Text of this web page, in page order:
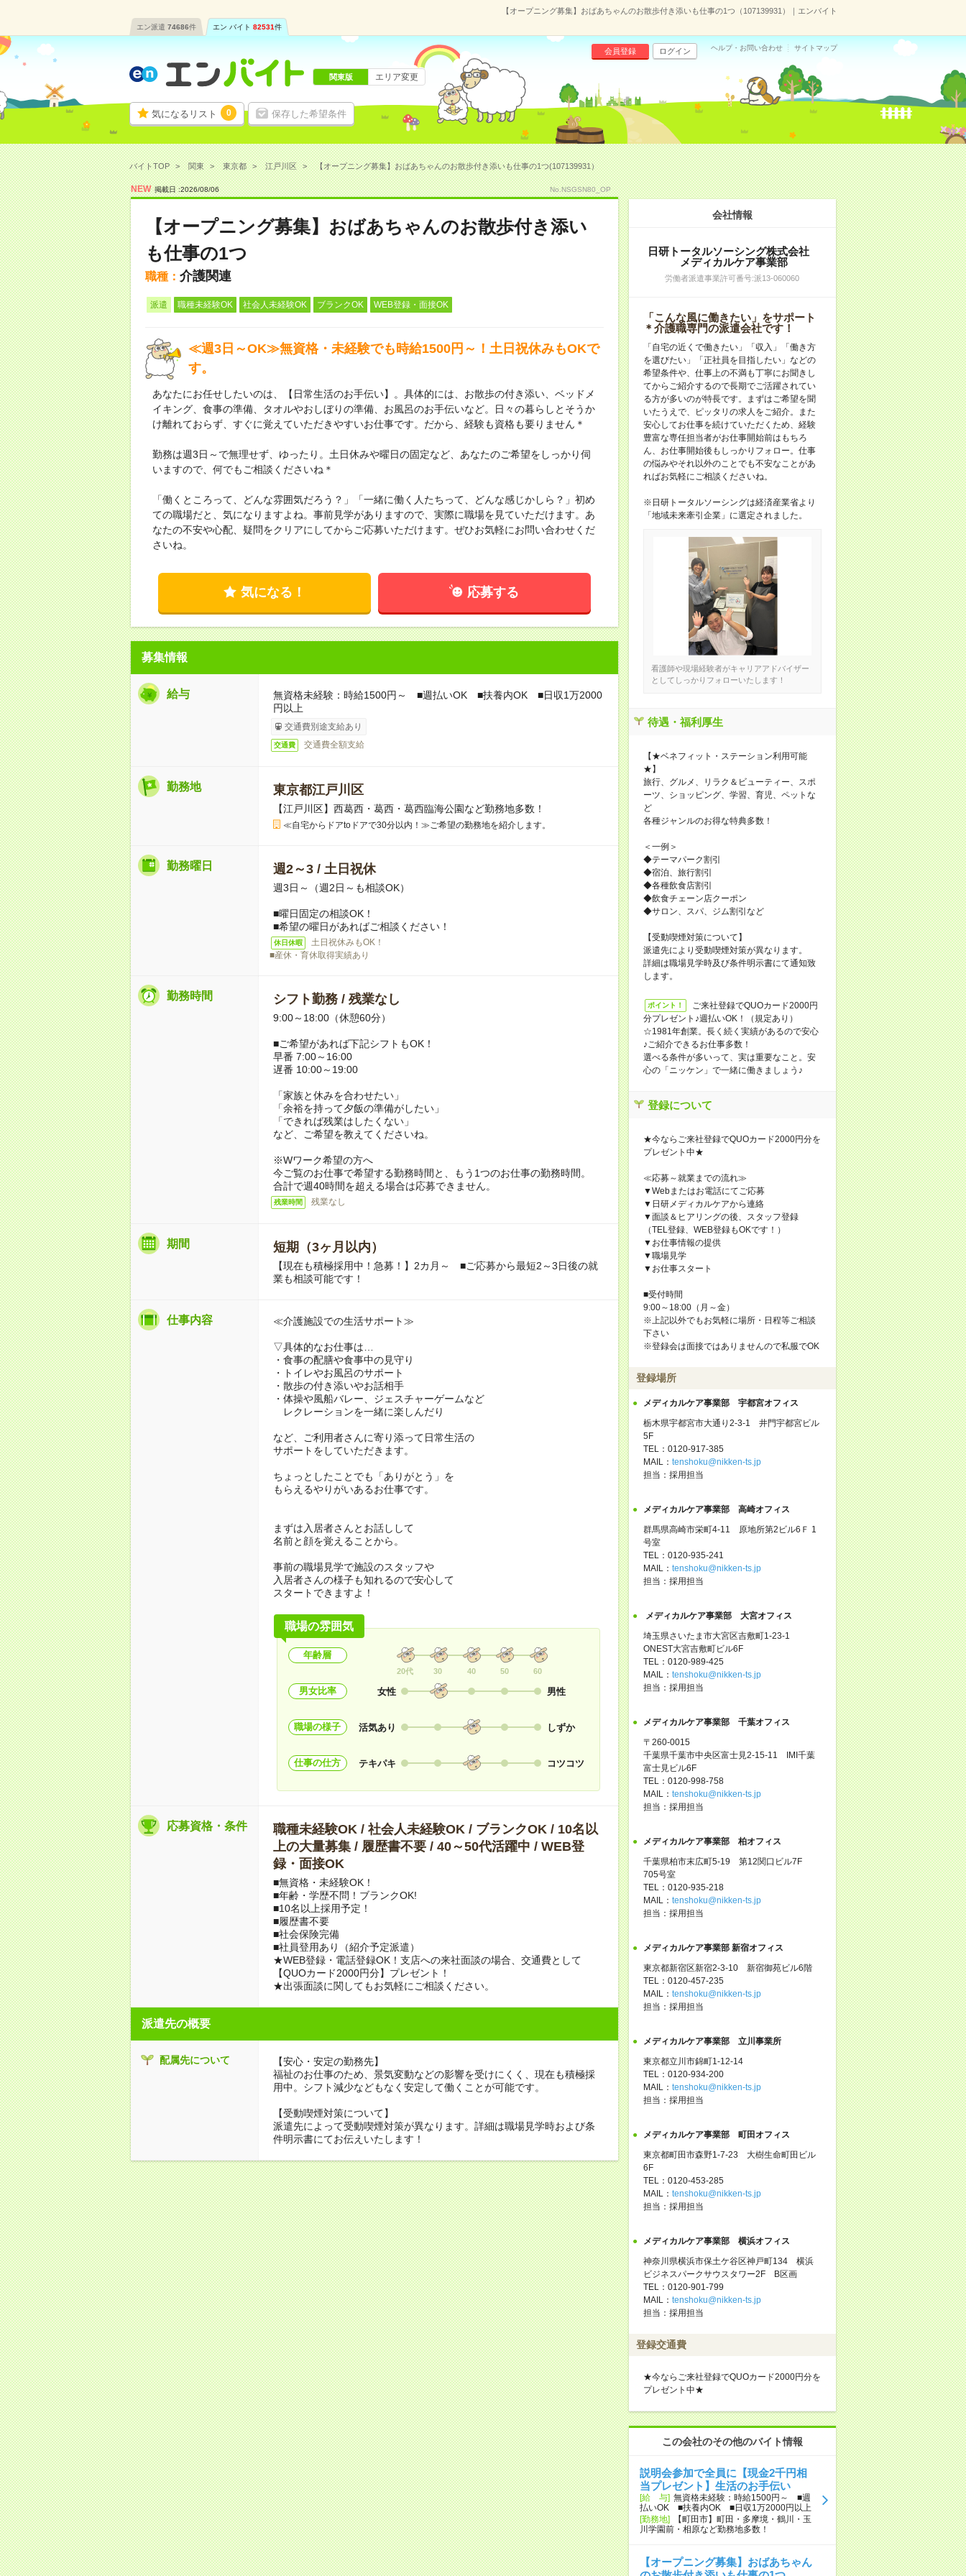
【オープニング募集】おばあちゃんのお散歩付き添いも仕事の1つ（107139931）｜エンバイト
エン派遣 74686件 エン バイト 82531件
気になるリスト 0 保存した希望条件
会員登録 ログイン ヘルプ・お問い合わせ サイトマップ
関東版 エリア変更
バイトTOP 関東 東京都 江戸川区 【オープニング募集】おばあちゃんのお散歩付き添いも仕事の1つ(107139931）
NEW 掲載日 :2026/08/06 No.NSGSN80_OP
【オープニング募集】おばあちゃんのお散歩付き添い
も仕事の1つ
職種： 介護関連
派遣 職種未経験OK 社会人未経験OK ブランクOK WEB登録・面接OK
≪週3日～OK≫無資格・未経験でも時給1500円～！土日祝休みもOKで
す。
あなたにお任せしたいのは、【日常生活のお手伝い】。具体的には、お散歩の付き添い、ベッドメ
イキング、食事の準備、タオルやおしぼりの準備、お風呂のお手伝いなど。日々の暮らしとそうか
け離れておらず、すぐに覚えていただきやすいお仕事です。だから、経験も資格も要りません＊
勤務は週3日～で無理せず、ゆったり。土日休みや曜日の固定など、あなたのご希望をしっかり伺
いますので、何でもご相談くださいね＊
「働くところって、どんな雰囲気だろう？」「一緒に働く人たちって、どんな感じかしら？」初め
ての職場だと、気になりますよね。事前見学がありますので、実際に職場を見ていただけます。あ
なたの不安や心配、疑問をクリアにしてからご応募いただけます。ぜひお気軽にお問い合わせくだ
さいね。
気になる！ 応募する
募集情報
給与
無資格未経験：時給1500円～ ■週払いOK ■扶養内OK ■日収1万2000
円以上
交通費別途支給あり
交通費 交通費全額支給
勤務地 東京都江戸川区
【江戸川区】西葛西・葛西・葛西臨海公園など勤務地多数！
≪自宅からドアtoドアで30分以内！≫ご希望の勤務地を紹介します。
勤務曜日 週2～3 / 土日祝休
週3日～（週2日～も相談OK）
■曜日固定の相談OK！
■希望の曜日があればご相談ください！
休日休暇
土日祝休みもOK！
■産休・育休取得実績あり
勤務時間 シフト勤務 / 残業なし
9:00～18:00（休憩60分）
■ご希望があれば下記シフトもOK！
早番 7:00～16:00
遅番 10:00～19:00
「家族と休みを合わせたい」
「余裕を持って夕飯の準備がしたい」
「できれば残業はしたくない」
など、ご希望を教えてくださいね。
※Wワーク希望の方へ
今ご覧のお仕事で希望する勤務時間と、もう1つのお仕事の勤務時間。
合計で週40時間を超える場合は応募できません。
残業時間 残業なし
期間 短期（3ヶ月以内）
【現在も積極採用中！急募！】2カ月～ ■ご応募から最短2～3日後の就
業も相談可能です！
仕事内容 ≪介護施設での生活サポート≫
▽具体的なお仕事は…
・食事の配膳や食事中の見守り
・トイレやお風呂のサポート
・散歩の付き添いやお話相手
・体操や風船バレー、ジェスチャーゲームなど
レクレーションを一緒に楽しんだり
など、ご利用者さんに寄り添って日常生活の
サポートをしていただきます。
ちょっとしたことでも「ありがとう」を
もらえるやりがいあるお仕事です。
まずは入居者さんとお話しして
名前と顔を覚えることから。
事前の職場見学で施設のスタッフや
入居者さんの様子も知れるので安心して
スタートできますよ！
職場の雰囲気
年齢層
20代 30 40 50 60
男女比率 女性 男性
職場の様子 活気あり しずか
仕事の仕方 テキパキ コツコツ
応募資格・条件
職種未経験OK / 社会人未経験OK / ブランクOK / 10名以
上の大量募集 / 履歴書不要 / 40～50代活躍中 / WEB登
録・面接OK
■無資格・未経験OK！
■年齢・学歴不問！ブランクOK!
■10名以上採用予定！
■履歴書不要
■社会保険完備
■社員登用あり（紹介予定派遣）
★WEB登録・電話登録OK！支店への来社面談の場合、交通費として
【QUOカード2000円分】プレゼント！
★出張面談に関してもお気軽にご相談ください。
派遣先の概要
配属先について
【安心・安定の勤務先】
福祉のお仕事のため、景気変動などの影響を受けにくく、現在も積極採
用中。シフト減少などもなく安定して働くことが可能です。
【受動喫煙対策について】
派遣先によって受動喫煙対策が異なります。詳細は職場見学時および条
件明示書にてお伝えいたします！
会社情報
日研トータルソーシング株式会社
メディカルケア事業部
労働者派遣事業許可番号:派13-060060
「こんな風に働きたい」をサポート
＊介護職専門の派遣会社です！
「自宅の近くで働きたい」「収入」「働き方
を選びたい」「正社員を目指したい」などの
希望条件や、仕事上の不満も丁寧にお聞きし
てからご紹介するので長期でご活躍されてい
る方が多いのが特長です。まずはご希望を聞
いたうえで、ピッタリの求人をご紹介。また
安心してお仕事を続けていただくため、経験
豊富な専任担当者がお仕事開始前はもちろ
ん、お仕事開始後もしっかりフォロー。仕事
の悩みやそれ以外のことでも不安なことがあ
ればお気軽にご相談くださいね。
※日研トータルソーシングは経済産業省より
「地域未来牽引企業」に選定されました。
看護師や現場経験者がキャリアアドバイザー
としてしっかりフォローいたします！
待遇・福利厚生
【★ベネフィット・ステーション利用可能
★】
旅行、グルメ、リラク＆ビューティー、スポ
ーツ、ショッピング、学習、育児、ペットな
ど
各種ジャンルのお得な特典多数！
＜一例＞
◆テーマパーク割引
◆宿泊、旅行割引
◆各種飲食店割引
◆飲食チェーン店クーポン
◆サロン、スパ、ジム割引など
【受動喫煙対策について】
派遣先により受動喫煙対策が異なります。
詳細は職場見学時及び条件明示書にて通知致
します。
ポイント！
ご来社登録でQUOカード2000円
分プレゼント♪週払いOK！（規定あり）
☆1981年創業。長く続く実績があるので安心
♪ご紹介できるお仕事多数！
選べる条件が多いって、実は重要なこと。安
心の「ニッケン」で一緒に働きましょう♪
登録について
★今ならご来社登録でQUOカード2000円分を
プレゼント中★
≪応募～就業までの流れ≫
▼Webまたはお電話にてご応募
▼日研メディカルケアから連絡
▼面談＆ヒアリングの後、スタッフ登録
（TEL登録、WEB登録もOKです！）
▼お仕事情報の提供
▼職場見学
▼お仕事スタート
■受付時間
9:00～18:00（月～金）
※上記以外でもお気軽に場所・日程等ご相談
下さい
※登録会は面接ではありませんので私服でOK
登録場所
メディカルケア事業部 宇都宮オフィス
栃木県宇都宮市大通り2-3-1 井門宇都宮ビル
5F
TEL：0120-917-385
MAIL： tenshoku@nikken-ts.jp
担当：採用担当
メディカルケア事業部 高崎オフィス
群馬県高崎市栄町4-11 原地所第2ビル6Ｆ 1
号室
TEL：0120-935-241
MAIL： tenshoku@nikken-ts.jp
担当：採用担当
メディカルケア事業部 大宮オフィス
埼玉県さいたま市大宮区吉敷町1-23-1
ONEST大宮吉敷町ビル6F
TEL：0120-989-425
MAIL： tenshoku@nikken-ts.jp
担当：採用担当
メディカルケア事業部 千葉オフィス
〒260-0015
千葉県千葉市中央区富士見2-15-11 IMI千葉
富士見ビル6F
TEL：0120-998-758
MAIL： tenshoku@nikken-ts.jp
担当：採用担当
メディカルケア事業部 柏オフィス
千葉県柏市末広町5-19 第12関口ビル7F
705号室
TEL：0120-935-218
MAIL： tenshoku@nikken-ts.jp
担当：採用担当
メディカルケア事業部 新宿オフィス
東京都新宿区新宿2-3-10 新宿御苑ビル6階
TEL：0120-457-235
MAIL： tenshoku@nikken-ts.jp
担当：採用担当
メディカルケア事業部 立川事業所
東京都立川市錦町1-12-14
TEL：0120-934-200
MAIL： tenshoku@nikken-ts.jp
担当：採用担当
メディカルケア事業部 町田オフィス
東京都町田市森野1-7-23 大樹生命町田ビル
6F
TEL：0120-453-285
MAIL： tenshoku@nikken-ts.jp
担当：採用担当
メディカルケア事業部 横浜オフィス
神奈川県横浜市保土ケ谷区神戸町134 横浜
ビジネスパークサウスタワー2F B区画
TEL：0120-901-799
MAIL： tenshoku@nikken-ts.jp
担当：採用担当
登録交通費
★今ならご来社登録でQUOカード2000円分を
プレゼント中★
この会社のその他のバイト情報
説明会参加で全員に【現金2千円相
当プレゼント】生活のお手伝い
[給 与] 無資格未経験：時給1500円～ ■週
払いOK ■扶養内OK ■日収1万2000円以上
[勤務地]
【町田市】町田・多摩境・鶴川・玉
川学園前・相原など勤務地多数！
【オープニング募集】おばあちゃん